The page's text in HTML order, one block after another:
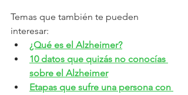
Temas que también te pueden
interesar:
¿Qué es el Alzheimer?
10 datos que quizás no conocías
sobre el Alzheimer
Etapas que sufre una persona con